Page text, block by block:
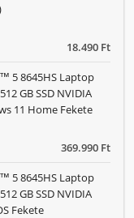
18.490 Ft
369.990 Ft
5 8645HS Laptop
GB SSD NVIDIA
11 Home Fekete
5 8645HS Laptop
GB SSD NVIDIA
Fekete